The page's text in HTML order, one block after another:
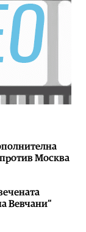
Москва
Вевчани“